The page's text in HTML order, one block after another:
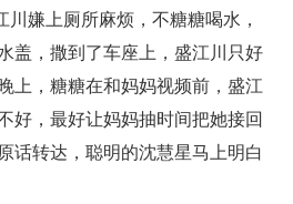
嫌上厕所麻烦，不糖糖喝水，
盖，撒到了车座上，盛江川只好
上，糖糖在和妈妈视频前，盛江
好，最好让妈妈抽时间把她接回
话转达，聪明的沈慧星马上明白